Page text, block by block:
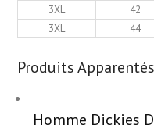
3XL
42
3XL
44
Produits Apparentés
Homme Dickies